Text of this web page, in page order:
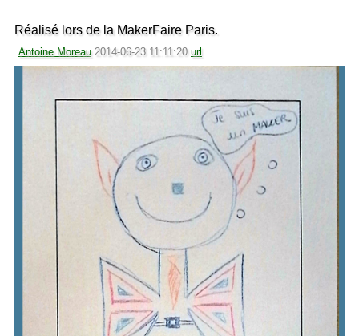
Réalisé lors de la MakerFaire Paris.
Antoine Moreau 2014-06-23 11:11:20 url